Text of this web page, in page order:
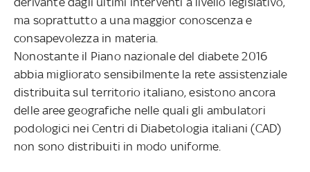
ma soprattutto a una maggior conoscenza e
consapevolezza in materia.
Nonostante il Piano nazionale del diabete 2016
abbia migliorato sensibilmente la rete assistenziale
distribuita sul territorio italiano, esistono ancora
delle aree geografiche nelle quali gli ambulatori
podologici nei Centri di Diabetologia italiani (CAD)
non sono distribuiti in modo uniforme.